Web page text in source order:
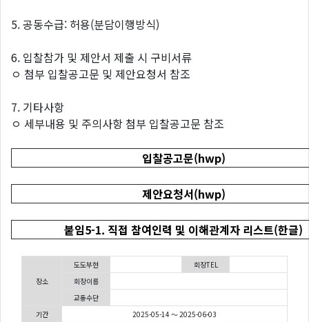
5. 공동수급: 허용(분담이행방식)
6. 입찰참가 및 제안서 제출 시 구비서류
ㅇ 첨부 입찰공고문 및 제안요청서 참조
7. 기타사항
ㅇ 세부내용 및 주의사항 첨부 입찰공고문 참조
입찰공고문(hwp)
제안요청서(hwp)
붙임5-1. 직접 참여인력 및 이해관계자 리스트(한글)
장소
도도부현
회장TEL
회장이름
교통수단
기간
2025-05-14 ～ 2025-06-03